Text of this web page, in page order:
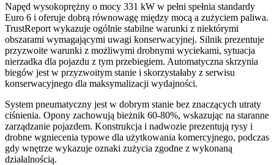
Napęd wysokoprężny o mocy 331 kW w pełni spełnia standardy
Euro 6 i oferuje dobrą równowagę między mocą a zużyciem paliwa.
TrustReport wykazuje ogólnie stabilne warunki z niektórymi
obszarami wymagającymi uwagi konserwacyjnej. Silnik prezentuje
przyzwoite warunki z możliwymi drobnymi wyciekami, sytuacja
nierzadka dla pojazdu z tym przebiegiem. Automatyczna skrzynia
biegów jest w przyzwoitym stanie i skorzystałaby z serwisu
konserwacyjnego dla maksymalizacji wydajności.
System pneumatyczny jest w dobrym stanie bez znaczących utraty
ciśnienia. Opony zachowują bieżnik 60-80%, wskazując na staranne
zarządzanie pojazdem. Konstrukcja i nadwozie prezentują rysy i
drobne wgniecenia typowe dla użytkowania komercyjnego, podczas
gdy wnętrze wykazuje oznaki zużycia zgodne z wykonaną
działalnością.